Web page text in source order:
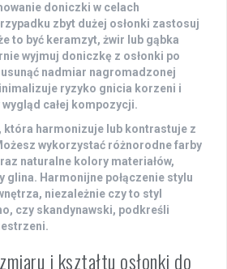
doniczki w celach
zbyt dużej osłonki zastosuj
to być keramzyt, żwir lub gąbka
wyjmuj doniczkę z osłonki po
nadmiar nagromadzonej
ryzyko gnicia korzeni i
całej kompozycji.
która harmonizuje lub kontrastuje z
wykorzystać różnorodne farby
naturalne kolory materiałów,
glina. Harmonijne połączenie stylu
niezależnie czy to styl
czy skandynawski, podkreśli
i kształtu osłonki do